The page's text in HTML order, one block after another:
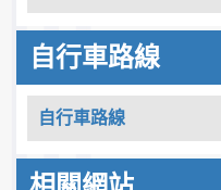
自行車路線
自行車路線